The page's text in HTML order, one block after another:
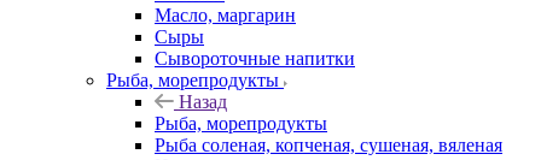
Масло, маргарин
Сыры
Сывороточные напитки
Рыба, морепродукты
Назад
Рыба, морепродукты
Рыба соленая, копченая, сушеная, вяленая